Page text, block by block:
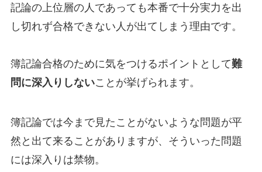
記論の上位層の人であっても本番で十分実力を出
し切れず合格できない人が出てしまう理由です。
簿記論合格のために気をつけるポイントとして難
問に深入りしないことが挙げられます。
簿記論では今まで見たことがないような問題が平
然と出て来ることがありますが、そういった問題
には深入りは禁物。